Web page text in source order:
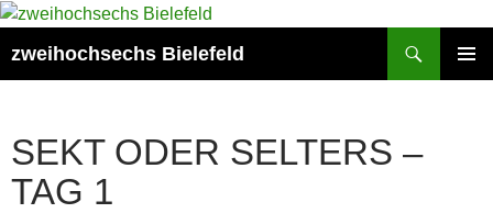
Zum
springen
zweihochsechs Bielefeld
SEKT ODER SELTERS –
TAG 1